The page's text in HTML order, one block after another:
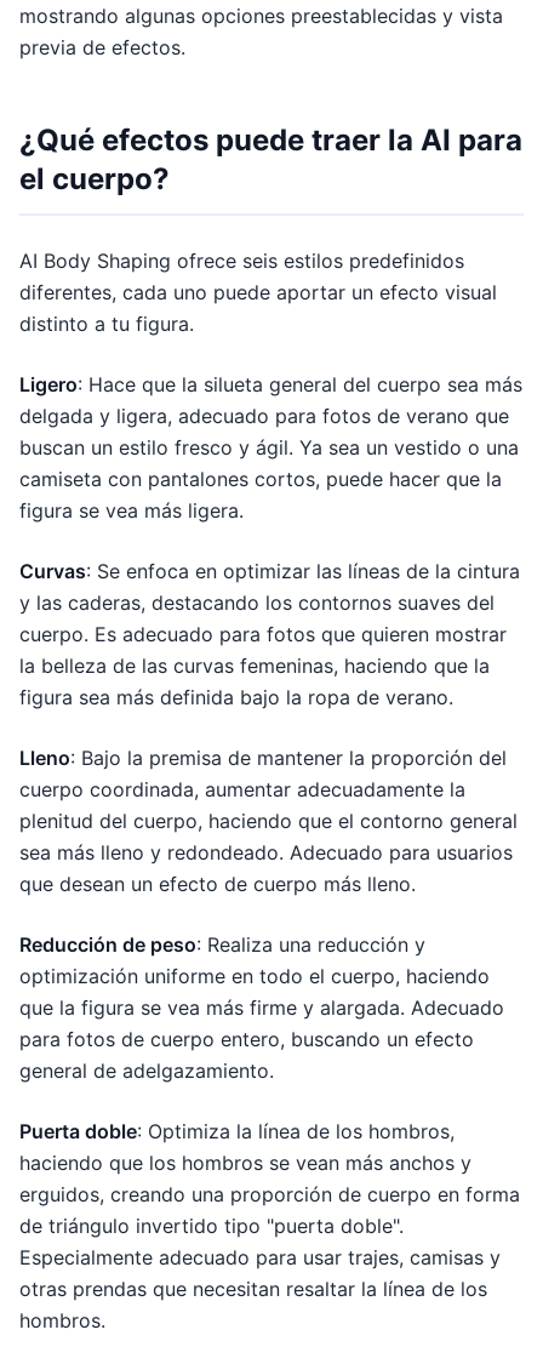
mostrando algunas opciones preestablecidas y vista
previa de efectos.
¿Qué efectos puede traer la AI para
el cuerpo?
AI Body Shaping ofrece seis estilos predefinidos
diferentes, cada uno puede aportar un efecto visual
distinto a tu figura.
Ligero: Hace que la silueta general del cuerpo sea más
delgada y ligera, adecuado para fotos de verano que
buscan un estilo fresco y ágil. Ya sea un vestido o una
camiseta con pantalones cortos, puede hacer que la
figura se vea más ligera.
Curvas: Se enfoca en optimizar las líneas de la cintura
y las caderas, destacando los contornos suaves del
cuerpo. Es adecuado para fotos que quieren mostrar
la belleza de las curvas femeninas, haciendo que la
figura sea más definida bajo la ropa de verano.
Lleno: Bajo la premisa de mantener la proporción del
cuerpo coordinada, aumentar adecuadamente la
plenitud del cuerpo, haciendo que el contorno general
sea más lleno y redondeado. Adecuado para usuarios
que desean un efecto de cuerpo más lleno.
Reducción de peso: Realiza una reducción y
optimización uniforme en todo el cuerpo, haciendo
que la figura se vea más firme y alargada. Adecuado
para fotos de cuerpo entero, buscando un efecto
general de adelgazamiento.
Puerta doble: Optimiza la línea de los hombros,
haciendo que los hombros se vean más anchos y
erguidos, creando una proporción de cuerpo en forma
de triángulo invertido tipo "puerta doble".
Especialmente adecuado para usar trajes, camisas y
otras prendas que necesitan resaltar la línea de los
hombros.